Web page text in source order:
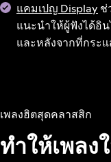
แคมเปญ Display ช่
แนะนำให้ผู้ฟังได้อิ
และหลังจากที่กระ
เพลงฮิตสุดคลาสสิก
ทำให้เพล